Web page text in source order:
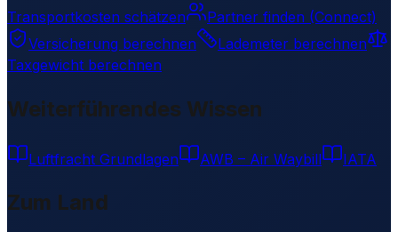
Transportkosten schätzen
Partner finden (Connect)
Versicherung berechnen
Lademeter berechnen
Taxgewicht berechnen
Weiterführendes Wissen
Luftfracht Grundlagen AWB – Air Waybill IATA
Zum Land